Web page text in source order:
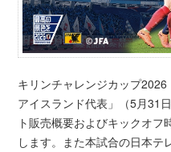
キリンチャレンジカップ
アイスランド代表」（5月31
ト販売概要およびキックオ
します。また本試合の日本テ